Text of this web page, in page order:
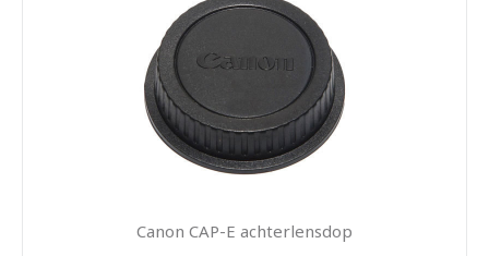
Canon CAP-E achterlensdop